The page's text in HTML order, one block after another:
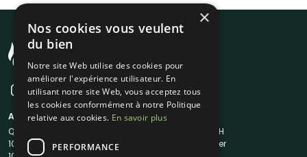
A propos
Qui sommes-nous ?
1001Salles
Liens utiles
Traiteur en 48H
Nous contacter
×
Nos cookies vous veulent
du bien
Notre site Web utilise des cookies pour
améliorer l'expérience utilisateur. En
utilisant notre site Web, vous acceptez tous
les cookies conformément à notre Politique
relative aux cookies. En savoir plus
PERFORMANCE